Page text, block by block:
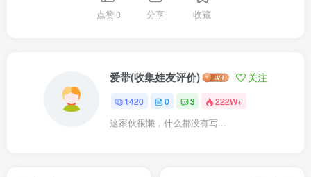
点赞0 分享 收藏
爱带(收集娃友评价) 关注
1420 0 3 222W+
这家伙很懒，什么都没有写...